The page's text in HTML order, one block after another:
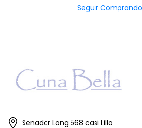
Seguir Comprando
Senador Long 568 casi Lillo